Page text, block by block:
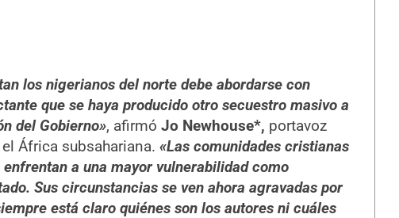
los nigerianos del norte debe abordarse con
que se haya producido otro secuestro masivo a
del Gobierno», afirmó Jo Newhouse*, portavoz
África subsahariana. «Las comunidades cristianas
a una mayor vulnerabilidad como
Sus circunstancias se ven ahora agravadas por
está claro quiénes son los autores ni cuáles